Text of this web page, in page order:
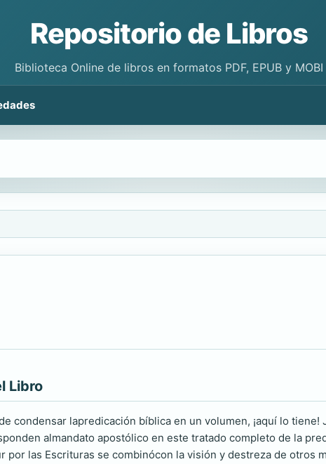
Repositorio de Libros
Biblioteca Online de libros en formatos PDF, EPUB y MOBI
Libro
condensar lapredicación bíblica en un volumen, ¡aquí lo
almandato apostólico en este tratado completo de la
por las Escrituras se combinócon la visión y destreza de otros